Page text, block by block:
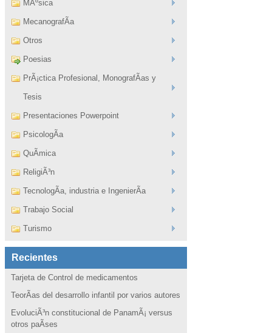
MÃºsica
MecanografÃ­a
Otros
Poesias
PrÃ¡ctica Profesional, MonografÃ­as y
Tesis
Presentaciones Powerpoint
PsicologÃ­a
QuÃ­mica
ReligiÃ³n
TecnologÃ­a, industria e IngenierÃ­a
Trabajo Social
Turismo
Recientes
Tarjeta de Control de medicamentos
TeorÃ­as del desarrollo infantil por varios autores
EvoluciÃ³n constitucional de PanamÃ¡ versus
otros paÃ­ses